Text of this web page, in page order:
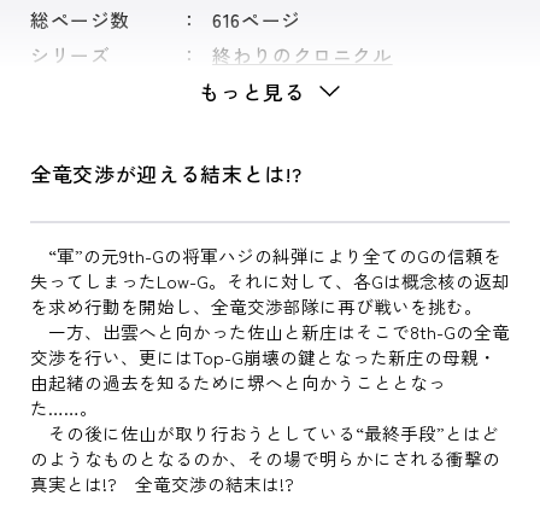
総ページ数
616ページ
シリーズ
終わりのクロニクル
もっと見る
全竜交渉が迎える結末とは!?
“軍”の元9th-Gの将軍ハジの糾弾により全てのGの信頼を
失ってしまったLow-G。それに対して、各Gは概念核の返却
を求め行動を開始し、全竜交渉部隊に再び戦いを挑む。
一方、出雲へと向かった佐山と新庄はそこで8th-Gの全竜
交渉を行い、更にはTop-G崩壊の鍵となった新庄の母親・
由起緒の過去を知るために堺へと向かうこととなっ
た……。
その後に佐山が取り行おうとしている“最終手段”とはど
のようなものとなるのか、その場で明らかにされる衝撃の
真実とは!? 全竜交渉の結末は!?